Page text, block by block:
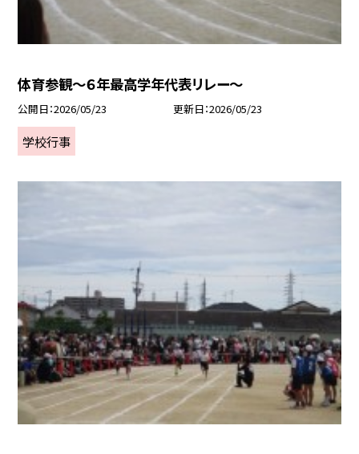
体育参観～６年最高学年代表リレー～
公開日 2026/05/23 更新日 2026/05/23
学校行事